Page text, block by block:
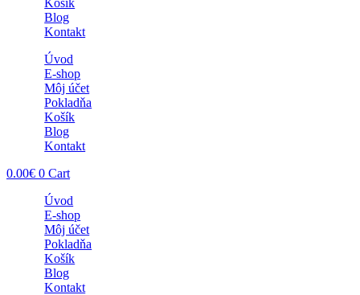
Košík
Blog
Kontakt
Úvod
E-shop
Môj účet
Pokladňa
Košík
Blog
Kontakt
0.00€ 0 Cart
Úvod
E-shop
Môj účet
Pokladňa
Košík
Blog
Kontakt